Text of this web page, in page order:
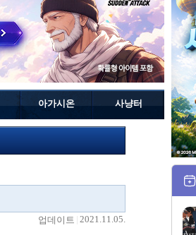
아가시온 사냥터
업데이트 2021.11.05.